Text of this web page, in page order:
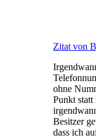
Zitat von
ohne
Punkt
Besitzer
dass ich